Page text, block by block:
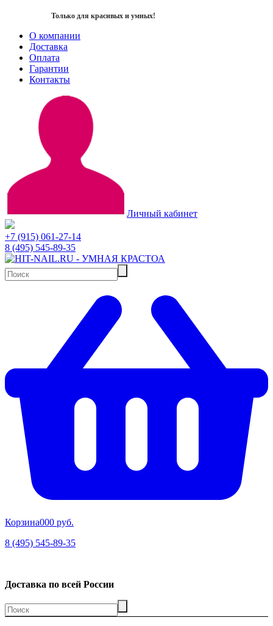
Только для красивых и умных!
О компании
Доставка
Оплата
Гарантии
Контакты
Личный кабинет
+7 (915) 061-27-14
8 (495) 545-89-35
Корзина000 руб.
8 (495) 545-89-35
Доставка по всей России